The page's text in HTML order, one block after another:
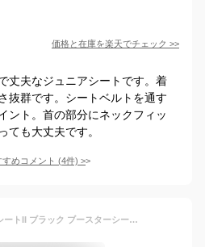
価格と在庫を楽天でチェック >>
丈夫なジュニアシートです。着
抜群です。シートベルトを通す
ント。首の部分にネックフィッ
ても大丈夫です。
めコメント (4件) >
エンドー CK ジュニアシートII ブラック ブースターシート 軽量・コンパクト 3～11歳 関東～関西送料無料